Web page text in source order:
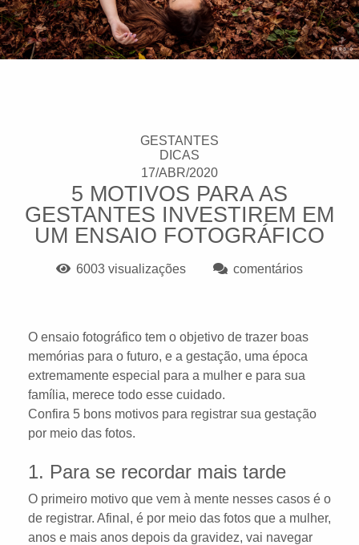
GESTANTES
DICAS
17/ABR/2020
5 MOTIVOS PARA AS
GESTANTES INVESTIREM EM
UM ENSAIO FOTOGRÁFICO
6003 visualizações comentários
O ensaio fotográfico tem o objetivo de trazer boas
memórias para o futuro, e a gestação, uma época
extremamente especial para a mulher e para sua
família, merece todo esse cuidado.
Confira 5 bons motivos para registrar sua gestação
por meio das fotos.
1. Para se recordar mais tarde
O primeiro motivo que vem à mente nesses casos é o
de registrar. Afinal, é por meio das fotos que a mulher,
anos e mais anos depois da gravidez, vai navegar